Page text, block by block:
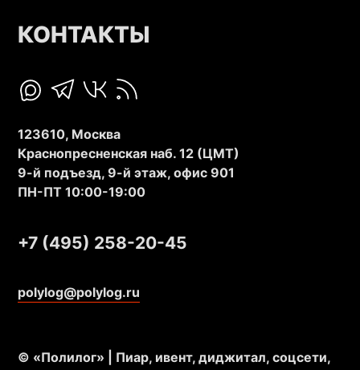
КОНТАКТЫ
123610, Москва
Краснопресненская наб. 12 (ЦМТ)
9-й подъезд, 9-й этаж, офис 901
ПН-ПТ 10:00-19:00
+7 (495) 258-20-45
polylog@polylog.ru
© «Полилог» | Пиар, ивент, диджитал, соцсети,